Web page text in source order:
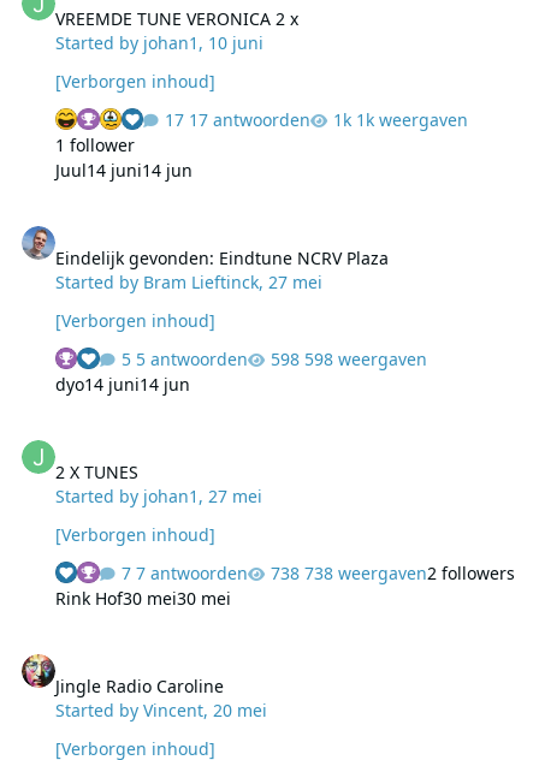
VREEMDE TUNE VERONICA 2 x
Started by johan1 , 10 juni
[Verborgen inhoud]
17 antwoorden
1k weergaven
1 follower
Juul14 juni14 jun
Eindelijk gevonden: Eindtune NCRV Plaza
Started by Bram Lieftinck,27 mei
[Verborgen inhoud]
5 antwoorden
598 weergaven
dyo14 juni14 jun
2 X TUNES
Started by johan1 ,27 mei
[Verborgen inhoud]
7 antwoorden
738 weergaven2 followers
Rink Hof30 mei30 mei
Jingle Radio Caroline
Started byVincent,20 mei
[Verborgen inhoud]